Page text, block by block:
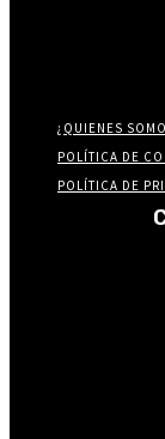
¿QUIENES
POLÍTICA DE
POLÍTICA DE